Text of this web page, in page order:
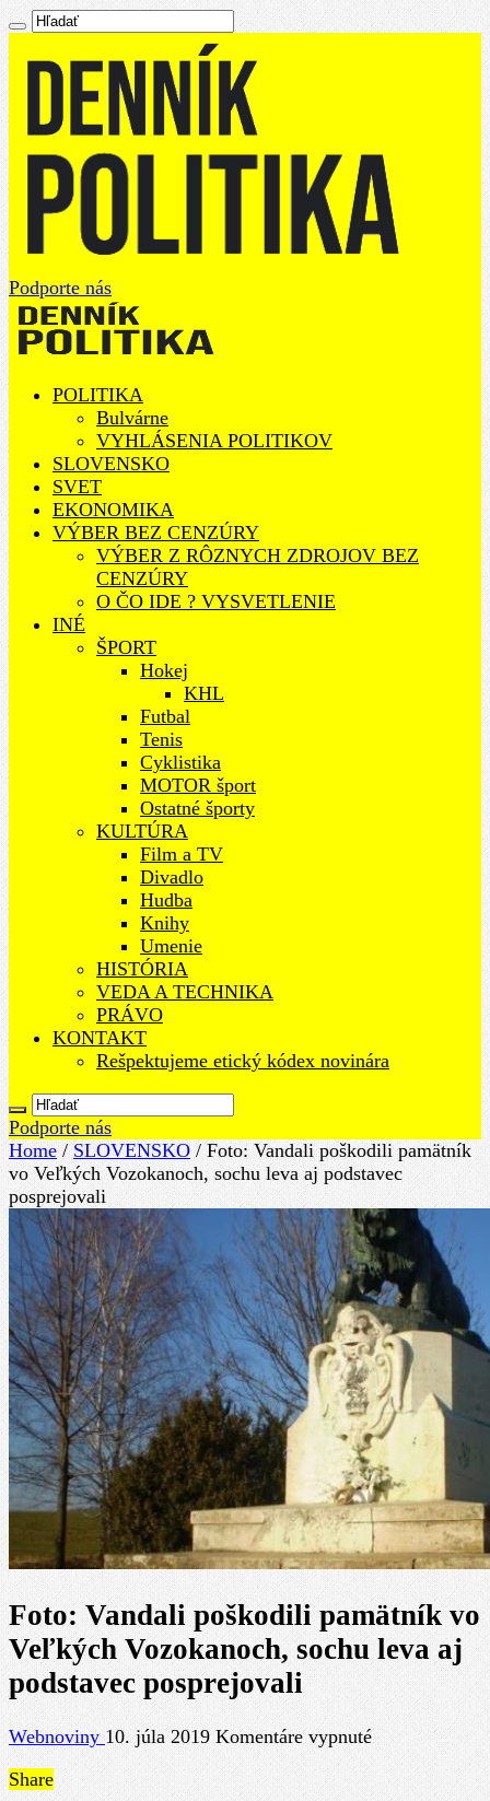
Podporte nás
POLITIKA
Bulvárne
VYHLÁSENIA POLITIKOV
SLOVENSKO
SVET
EKONOMIKA
VÝBER BEZ CENZÚRY
VÝBER Z RÔZNYCH ZDROJOV BEZ
CENZÚRY
O ČO IDE ? VYSVETLENIE
INÉ
ŠPORT
Hokej
KHL
Futbal
Tenis
Cyklistika
MOTOR šport
Ostatné športy
KULTÚRA
Film a TV
Divadlo
Hudba
Knihy
Umenie
HISTÓRIA
VEDA A TECHNIKA
PRÁVO
KONTAKT
Rešpektujeme etický kódex novinára
Podporte nás
Home / SLOVENSKO / Foto: Vandali poškodili pamätník
vo Veľkých Vozokanoch, sochu leva aj podstavec
posprejovali
Foto: Vandali poškodili pamätník vo
Veľkých Vozokanoch, sochu leva aj
podstavec posprejovali
Webnoviny10. júla 2019 Komentáre vypnuténa
Foto:
Vandali
Share